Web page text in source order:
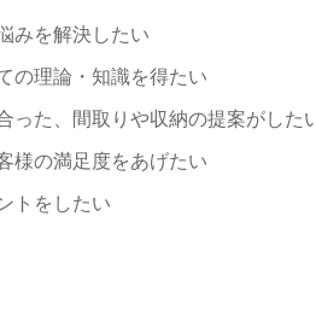
みを解決したい
の理論・知識を得たい
った、間取りや収納の提案がした
様の満⾜度をあげたい
トをしたい